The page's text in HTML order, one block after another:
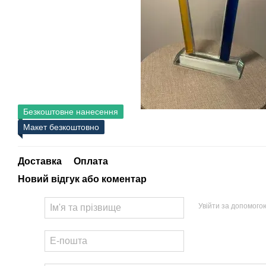
Безкоштовне нанесення
Макет безкоштовно
Доставка
Оплата
Новий відгук або коментар
Увійти за